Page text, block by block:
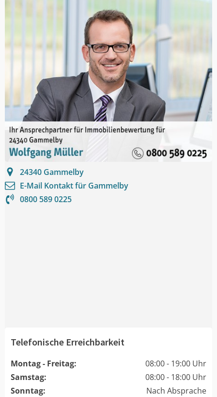
24340 Gammelby
E-Mail Kontakt für Gammelby
0800 589 0225
Telefonische Erreichbarkeit
Montag - Freitag:
08:00 - 19:00 Uhr
Samstag:
08:00 - 18:00 Uhr
Sonntag:
Nach Absprache